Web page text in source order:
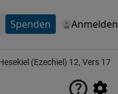
Spenden Anmelden
(Ezechiel) 12, Vers 17